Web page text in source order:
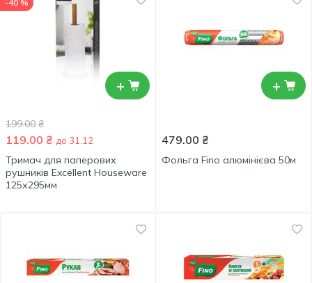
+
-40 %
199.00 ₴
119.00 ₴ до 31.12
Тримач для паперових
рушників Excellent Houseware
125х295мм
+
479.00 ₴
Фольга Fino алюмінієва 50м